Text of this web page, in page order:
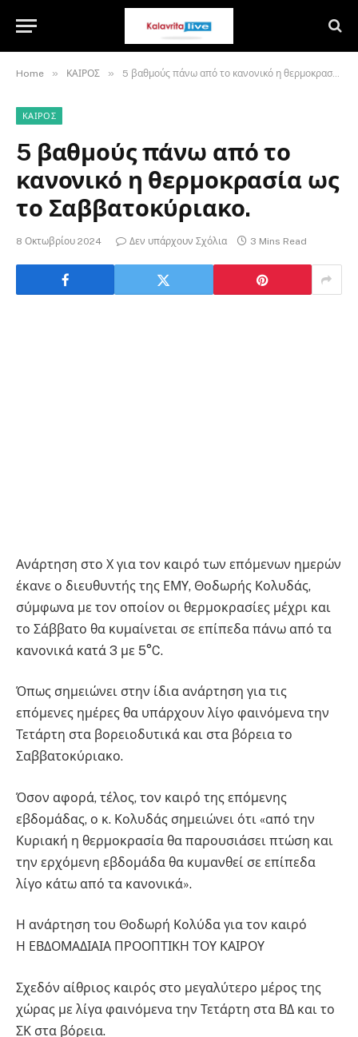
Home » ΚΑΙΡΟΣ » 5 βαθμούς πάνω από το κανονικό η θερμοκρασία ως το Σαββατοκύριακο.
ΚΑΙΡΟΣ
5 βαθμούς πάνω από το
κανονικό η θερμοκρασία ως
το Σαββατοκύριακο.
8 Οκτωβρίου 2024 Δεν υπάρχουν Σχόλια 3 Mins Read
Ανάρτηση στο Χ για τον καιρό των επόμενων ημερών
έκανε ο διευθυντής της ΕΜΥ, Θοδωρής Κολυδάς,
σύμφωνα με τον οποίον οι θερμοκρασίες μέχρι και
το Σάββατο θα κυμαίνεται σε επίπεδα πάνω από τα
κανονικά κατά 3 με 5°C.
Όπως σημειώνει στην ίδια ανάρτηση για τις
επόμενες ημέρες θα υπάρχουν λίγο φαινόμενα την
Τετάρτη στα βορειοδυτικά και στα βόρεια το
Σαββατοκύριακο.
Όσον αφορά, τέλος, τον καιρό της επόμενης
εβδομάδας, ο κ. Κολυδάς σημειώνει ότι «από την
Κυριακή η θερμοκρασία θα παρουσιάσει πτώση και
την ερχόμενη εβδομάδα θα κυμανθεί σε επίπεδα
λίγο κάτω από τα κανονικά».
Η ανάρτηση του Θοδωρή Κολύδα για τον καιρό
Η ΕΒΔΟΜΑΔΙΑΙΑ ΠΡΟΟΠΤΙΚΗ ΤΟΥ ΚΑΙΡΟΥ
Σχεδόν αίθριος καιρός στο μεγαλύτερο μέρος της
χώρας με λίγα φαινόμενα την Τετάρτη στα ΒΔ και το
ΣΚ στα βόρεια.